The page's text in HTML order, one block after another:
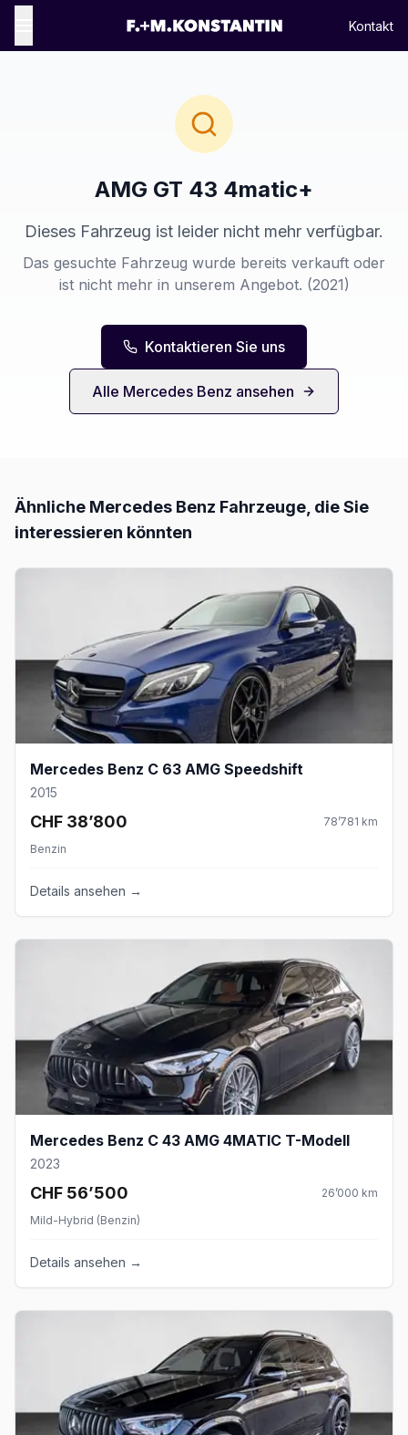
Kontakt
AMG GT 43 4matic+
Dieses Fahrzeug ist leider nicht mehr verfügbar.
Das gesuchte Fahrzeug wurde bereits verkauft oder
ist nicht mehr in unserem Angebot. (2021)
Kontaktieren Sie uns
Alle Mercedes Benz ansehen
Ähnliche Mercedes Benz Fahrzeuge, die Sie
interessieren könnten
Mercedes Benz C 63 AMG Speedshift
2015
CHF 38’800 78’781 km
Benzin
Details ansehen →
Mercedes Benz C 43 AMG 4MATIC T-Modell
2023
CHF 56’500 26’000 km
Mild-Hybrid (Benzin)
Details ansehen →